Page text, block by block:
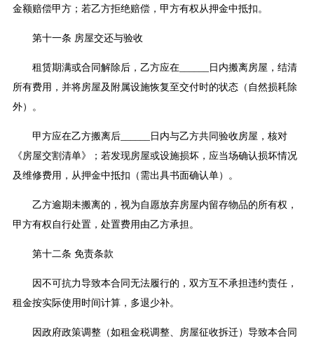
金额赔偿甲方；若乙方拒绝赔偿，甲方有权从押金中抵扣。
第十一条 房屋交还与验收
租赁期满或合同解除后，乙方应在______日内搬离房屋，结清
所有费用，并将房屋及附属设施恢复至交付时的状态（自然损耗除
外）。
甲方应在乙方搬离后______日内与乙方共同验收房屋，核对
《房屋交割清单》；若发现房屋或设施损坏，应当场确认损坏情况
及维修费用，从押金中抵扣（需出具书面确认单）。
乙方逾期未搬离的，视为自愿放弃房屋内留存物品的所有权，
甲方有权自行处置，处置费用由乙方承担。
第十二条 免责条款
因不可抗力导致本合同无法履行的，双方互不承担违约责任，
租金按实际使用时间计算，多退少补。
因政府政策调整（如租金税调整、房屋征收拆迁）导致本合同